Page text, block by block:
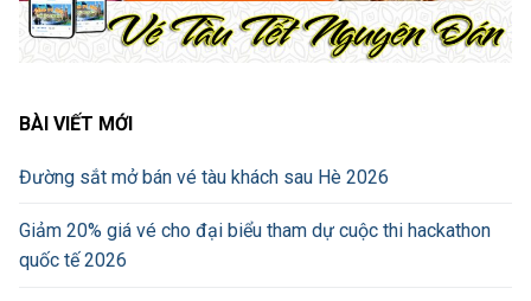
BÀI VIẾT MỚI
Đường sắt mở bán vé tàu khách sau Hè 2026
Giảm 20% giá vé cho đại biểu tham dự cuộc thi hackathon
quốc tế 2026